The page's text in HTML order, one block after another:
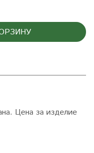
Цена за изделие